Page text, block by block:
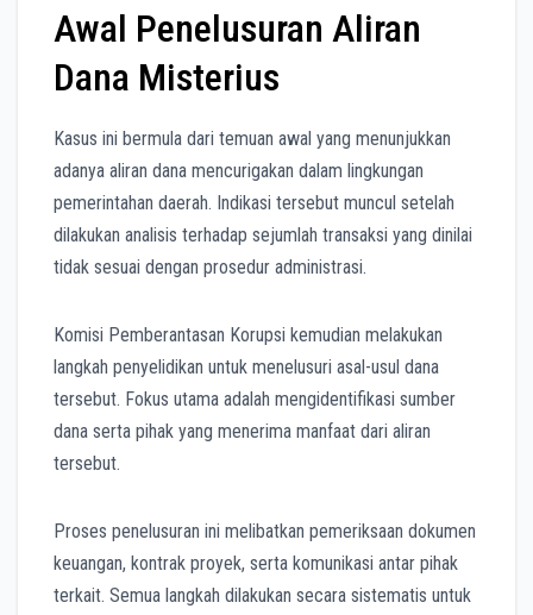
Awal Penelusuran Aliran
Dana Misterius
Kasus ini bermula dari temuan awal yang menunjukkan
adanya aliran dana mencurigakan dalam lingkungan
pemerintahan daerah. Indikasi tersebut muncul setelah
dilakukan analisis terhadap sejumlah transaksi yang dinilai
tidak sesuai dengan prosedur administrasi.
Komisi Pemberantasan Korupsi kemudian melakukan
langkah penyelidikan untuk menelusuri asal-usul dana
tersebut. Fokus utama adalah mengidentifikasi sumber
dana serta pihak yang menerima manfaat dari aliran
tersebut.
Proses penelusuran ini melibatkan pemeriksaan dokumen
keuangan, kontrak proyek, serta komunikasi antar pihak
terkait. Semua langkah dilakukan secara sistematis untuk